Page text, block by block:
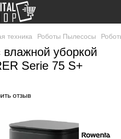
техника Роботы Пылесосы
уборкой
Serie 75 S+
отзыв